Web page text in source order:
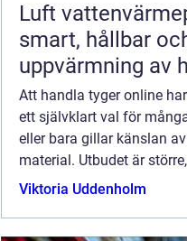
Luft
smart, hållbar
uppvärmning av
Att handla tyger online
ett självklart val för
eller bara gillar känslan
material. Utbudet är
bättre och du kan i lugn
Viktoria Uddenholm